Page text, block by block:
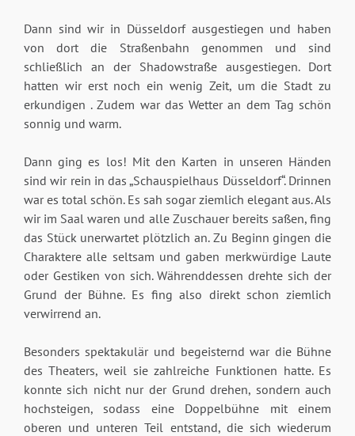
Dann sind wir in Düsseldorf ausgestiegen und haben
von dort die Straßenbahn genommen und sind
schließlich an der Shadowstraße ausgestiegen. Dort
hatten wir erst noch ein wenig Zeit, um die Stadt zu
erkundigen . Zudem war das Wetter an dem Tag schön
sonnig und warm.
Dann ging es los! Mit den Karten in unseren Händen
sind wir rein in das „Schauspielhaus Düsseldorf“. Drinnen
war es total schön. Es sah sogar ziemlich elegant aus. Als
wir im Saal waren und alle Zuschauer bereits saßen, fing
das Stück unerwartet plötzlich an. Zu Beginn gingen die
Charaktere alle seltsam und gaben merkwürdige Laute
oder Gestiken von sich. Währenddessen drehte sich der
Grund der Bühne. Es fing also direkt schon ziemlich
verwirrend an.
Besonders spektakulär und begeisternd war die Bühne
des Theaters, weil sie zahlreiche Funktionen hatte. Es
konnte sich nicht nur der Grund drehen, sondern auch
hochsteigen, sodass eine Doppelbühne mit einem
oberen und unteren Teil entstand, die sich wiederum